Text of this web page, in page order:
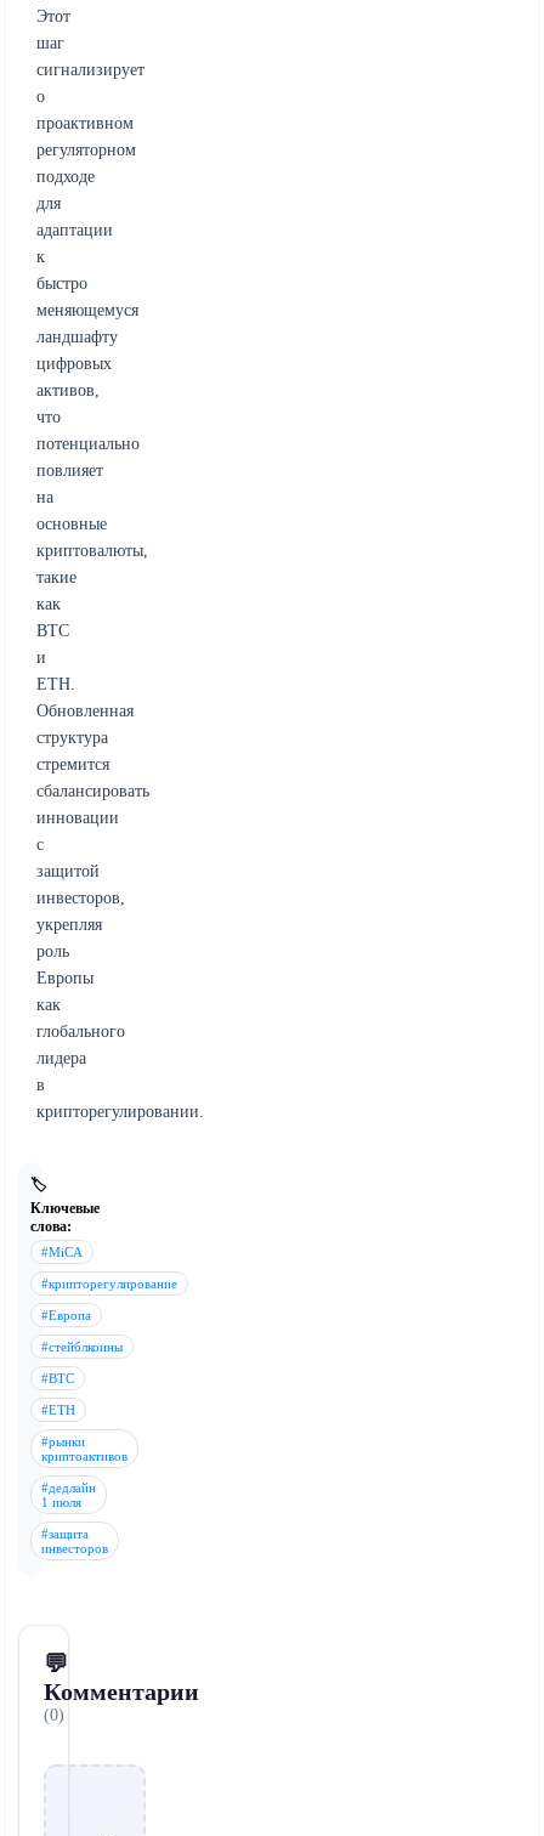
Этот
шаг
сигнализирует
о
проактивном
регуляторном
подходе
для
адаптации
к
быстро
меняющемуся
ландшафту
цифровых
активов,
что
потенциально
повлияет
на
основные
криптовалюты,
такие
как
BTC
и
ETH.
Обновленная
структура
стремится
сбалансировать
инновации
с
защитой
инвесторов,
укрепляя
роль
Европы
как
глобального
лидера
в
крипторегулировании.
🏷️
Ключевые
слова:
#MiCA
#крипторегулирование
#Европа
#стейблкоины
#BTC
#ETH
#рынки
криптоактивов
#дедлайн
1 июля
#защита
инвесторов
💬
Комментарии
(0)